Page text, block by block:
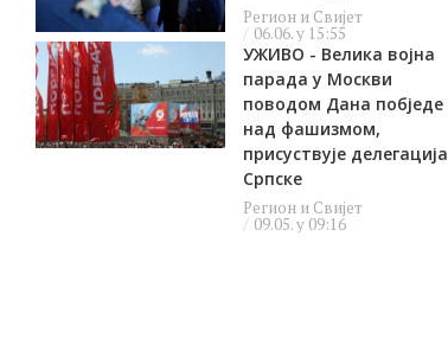
Регион и Свијет
06.06. у 15:55
УЖИВО - Велика војна
парада у Москви
поводом Дана побједе
над фашизмом,
присуствује делегација
Српске
Регион и Свијет
09.05. у 09:16